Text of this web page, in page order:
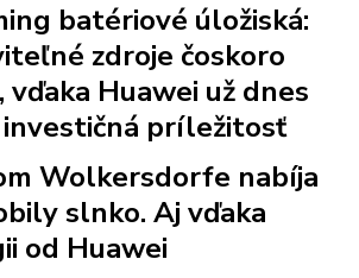
batériové úložiská:
zdroje čoskoro
vďaka Huawei už dnes
investičná príležitosť
Wolkersdorfe nabíja
slnko. Aj vďaka
od Huawei